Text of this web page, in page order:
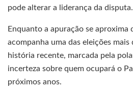
pode alterar a liderança da disputa.
Enquanto a apuração se aproxima
acompanha uma das eleições mais
história recente, marcada pela
incerteza sobre quem ocupará o
próximos anos.